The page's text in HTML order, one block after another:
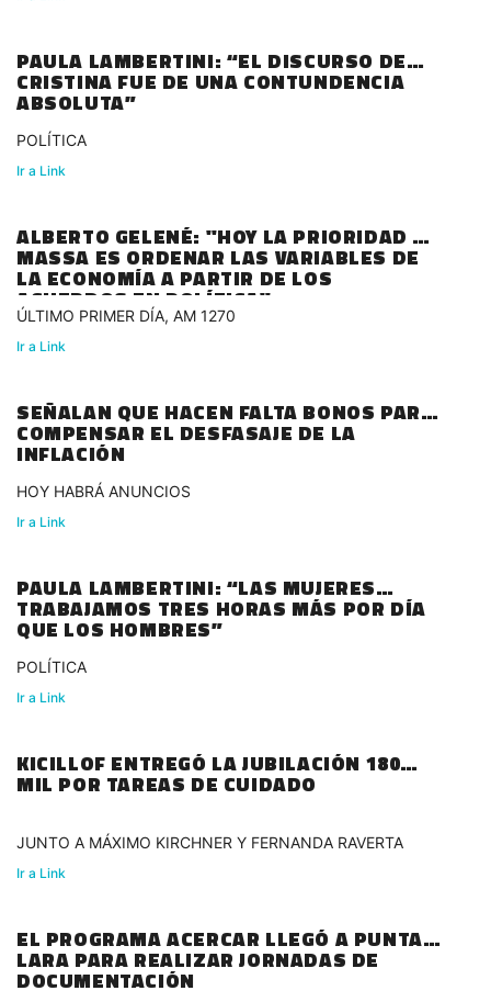
PAULA LAMBERTINI: “EL DISCURSO DE
CRISTINA FUE DE UNA CONTUNDENCIA
ABSOLUTA”
POLÍTICA
Ir a Link
ALBERTO GELENÉ: "HOY LA PRIORIDAD DE
MASSA ES ORDENAR LAS VARIABLES DE
LA ECONOMÍA A PARTIR DE LOS
ACUERDOS EN POLÍTICA"
ÚLTIMO PRIMER DÍA, AM 1270
Ir a Link
SEÑALAN QUE HACEN FALTA BONOS PARA
COMPENSAR EL DESFASAJE DE LA
INFLACIÓN
HOY HABRÁ ANUNCIOS
Ir a Link
PAULA LAMBERTINI: “LAS MUJERES
TRABAJAMOS TRES HORAS MÁS POR DÍA
QUE LOS HOMBRES”
POLÍTICA
Ir a Link
KICILLOF ENTREGÓ LA JUBILACIÓN 180
MIL POR TAREAS DE CUIDADO
JUNTO A MÁXIMO KIRCHNER Y FERNANDA RAVERTA
Ir a Link
EL PROGRAMA ACERCAR LLEGÓ A PUNTA
LARA PARA REALIZAR JORNADAS DE
DOCUMENTACIÓN